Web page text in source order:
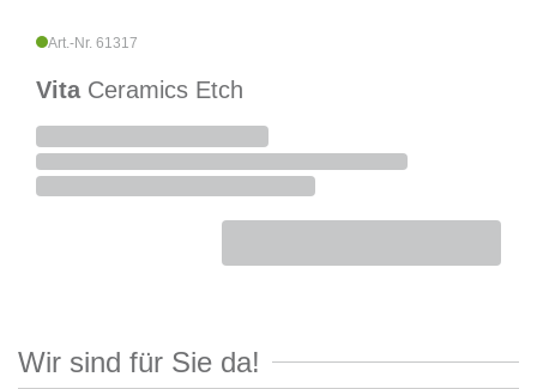
Art.-Nr. 61317
Vita Ceramics Etch
Wir sind für Sie da!